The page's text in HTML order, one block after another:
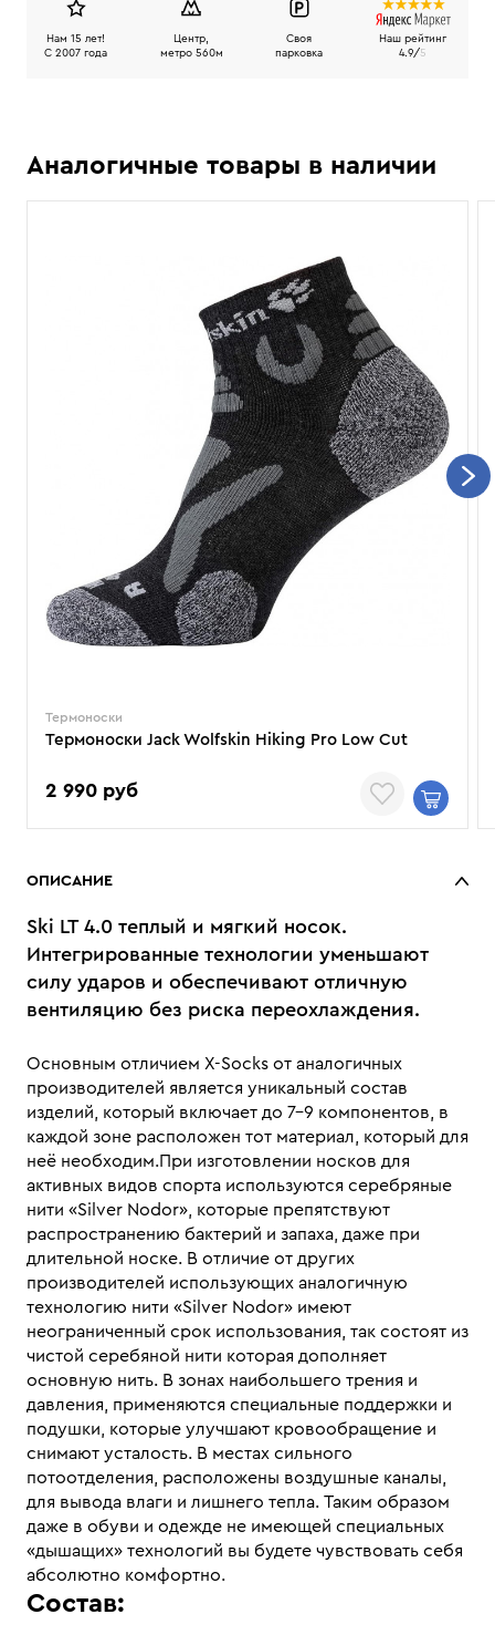
Нам 15 лет!
C 2007 года
Центр,
метро 560м
Своя
парковка
Наш рейтинг
4.9/5
Аналогичные товары в наличии
Термоноски
Термоноски Jack Wolfskin Hiking Pro Low Cut
2 990 руб
ОПИСАНИЕ
Ski LT 4.0 теплый и мягкий носок.
Интегрированные технологии уменьшают
силу ударов и обеспечивают отличную
вентиляцию без риска переохлаждения.
Основным отличием X-Soсks от аналогичных
производителей является уникальный состав
изделий, который включает до 7–9 компонентов, в
каждой зоне расположен тот материал, который для
неё необходим.При изготовлении носков для
активных видов спорта используются серебряные
нити «Silver Nodor», которые препятствуют
распространению бактерий и запаха, даже при
длительной носке. В отличие от других
производителей использующих аналогичную
технологию нити «Silver Nodor» имеют
неограниченный срок использования, так состоят из
чистой серебяной нити которая дополняет
основную нить. В зонах наибольшего трения и
давления, применяются специальные поддержки и
подушки, которые улучшают кровообращение и
снимают усталость. В местах сильного
потоотделения, расположены воздушные каналы,
для вывода влаги и лишнего тепла. Таким образом
даже в обуви и одежде не имеющей специальных
«дышащих» технологий вы будете чувствовать себя
абсолютно комфортно.
Состав: